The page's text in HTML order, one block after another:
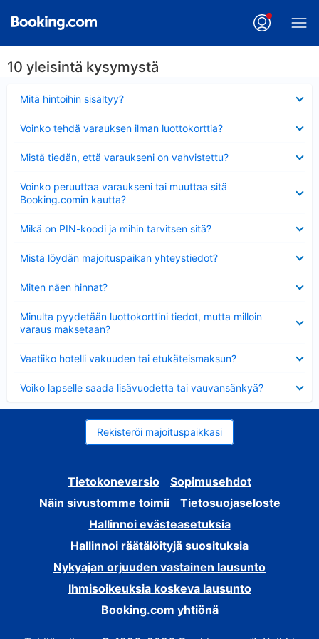
10 yleisintä kysymystä
Mitä hintoihin sisältyy?
Voinko tehdä varauksen ilman luottokorttia?
Mistä tiedän, että varaukseni on vahvistettu?
Voinko peruuttaa varaukseni tai muuttaa sitä
Booking.comin kautta?
Mikä on PIN-koodi ja mihin tarvitsen sitä?
Mistä löydän majoituspaikan yhteystiedot?
Miten näen hinnat?
Minulta pyydetään luottokorttini tiedot, mutta milloin
varaus maksetaan?
Vaatiiko hotelli vakuuden tai etukäteismaksun?
Voiko lapselle saada lisävuodetta tai vauvansänkyä?
Rekisteröi majoituspaikkasi
Tietokoneversio
Sopimusehdot
Näin sivustomme toimii
Tietosuojaseloste
Hallinnoi evästeasetuksia
Hallinnoi räätälöityjä suosituksia
Nykyajan orjuuden vastainen lausunto
Ihmisoikeuksia koskeva lausunto
Booking.com yhtiönä